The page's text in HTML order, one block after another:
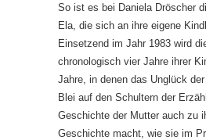
So ist es bei Daniela Dröscher
Ela, die sich an ihre eigene
Einsetzend im Jahr 1983 wird
chronologisch vier Jahre ihrer
Jahre, in denen das Unglück
Blei auf den Schultern der
Geschichte der Mutter auch zu
Geschichte macht, wie sie im